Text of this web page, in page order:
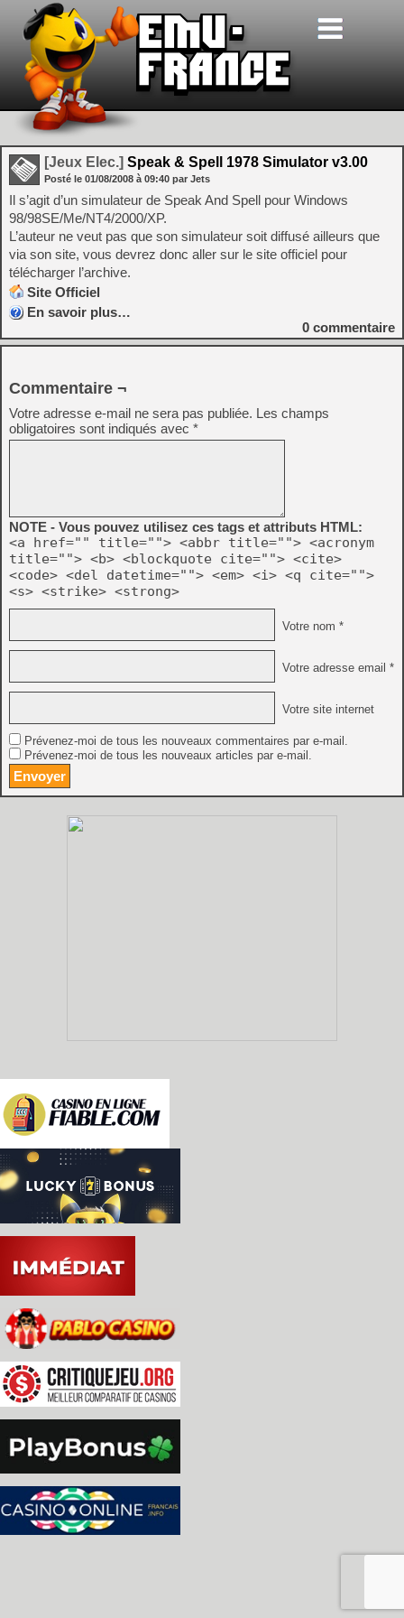
[Jeux Elec.] Speak & Spell 1978 Simulator v3.00
Posté le 01/08/2008 à 09:40 par Jets
Il s’agit d’un simulateur de Speak And Spell pour Windows
98/98SE/Me/NT4/2000/XP.
L’auteur ne veut pas que son simulateur soit diffusé ailleurs que
via son site, vous devrez donc aller sur le site officiel pour
télécharger l’archive.
Site Officiel
En savoir plus…
0 commentaire
Commentaire ¬
Votre adresse e-mail ne sera pas publiée. Les champs
obligatoires sont indiqués avec *
NOTE - Vous pouvez utilisez ces tags et attributs HTML:
<a href="" title=""> <abbr title=""> <acronym
title=""> <b> <blockquote cite=""> <cite>
<code> <del datetime=""> <em> <i> <q cite="">
<s> <strike> <strong>
Votre nom *
Votre adresse email *
Votre site internet
Prévenez-moi de tous les nouveaux commentaires par e-mail.
Prévenez-moi de tous les nouveaux articles par e-mail.